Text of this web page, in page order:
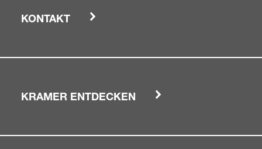
KONTAKT
KRAMER ENTDECKEN